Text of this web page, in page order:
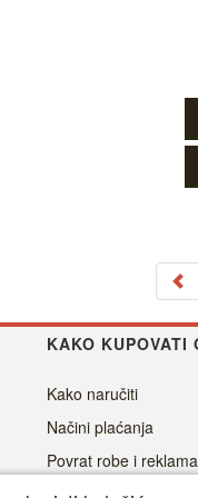
KAKO KUPOVATI
Kako naručiti
Načini plaćanja
Povrat robe i